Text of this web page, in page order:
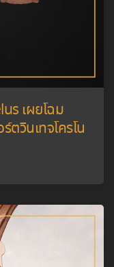
เผยโฉม
วินเทจโครโน